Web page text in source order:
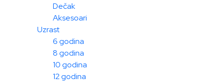
Dečak
Aksesoari
Uzrast
6 godina
8 godina
10 godina
12 godina